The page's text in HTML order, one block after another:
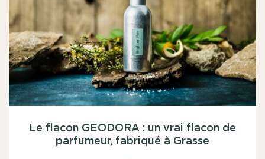
Le flacon GEODORA : un vrai flacon de
parfumeur, fabriqué à Grasse